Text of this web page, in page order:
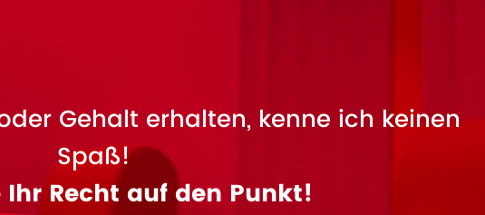
Gehalt erhalten, kenne ich keinen
Spaß!
Recht auf den Punkt!